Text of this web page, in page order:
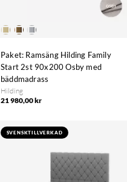
Paket: Ramsäng Hilding Family
Start 2st 90x200 Osby med
bäddmadrass
Hilding
21 980,00 kr
SVENSKTILLVERKAD